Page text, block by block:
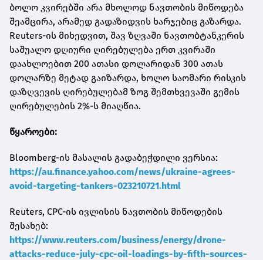
ბოლო კვირებში არა მხოლოდ ნავთობის მიწოდება
შეამცირა, არამედ გადაზიდვის ხარჯებიც გაზარდა.
Reuters-ის მიხედვით, შავ ზღვაში ნავთობტანკერის
საშუალო დღიური ღირებულება ერთ კვირაში
დაახლოებით 200 ათასი დოლარიდან 300 ათას
დოლარზე მეტად გაიზარდა, ხოლო საომარი რისკის
დაზღვევის ღირებულებამ ზოგ შემთხვევაში გემის
ღირებულების 2%-ს მიაღწია.
წყაროები:
Bloomberg-ის მასალის გადაბეჭდილი ვერსია:
https://au.finance.yahoo.com/news/ukraine-agrees-
avoid-targeting-tankers-023210721.html
Reuters, CPC-ის ივლისის ნავთობის მიწოდების
შესახებ:
https://www.reuters.com/business/energy/drone-
attacks-reduce-july-cpc-oil-loadings-by-fifth-sources-